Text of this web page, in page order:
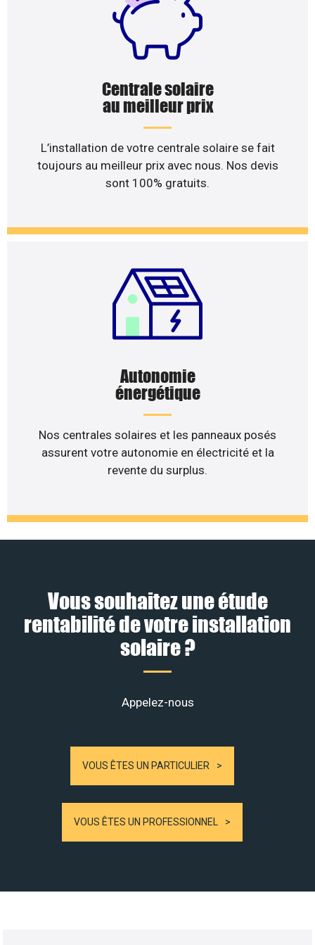
Centrale solaire
au meilleur prix
L’installation de votre centrale solaire se fait
toujours au meilleur prix avec nous. Nos devis
sont 100% gratuits.
Autonomie
énergétique
Nos centrales solaires et les panneaux posés
assurent votre autonomie en électricité et la
revente du surplus.
Vous souhaitez une étude
rentabilité de votre installation
solaire ?
Appelez-nous
VOUS ÊTES UN PARTICULIER
VOUS ÊTES UN PROFESSIONNEL